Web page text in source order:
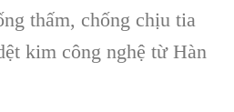
thấm, chống chịu tia
kim công nghệ từ Hàn